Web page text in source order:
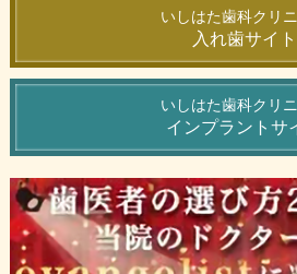
いしはた歯科クリ
入れ歯サイト
いしはた歯科クリ
インプラントサ